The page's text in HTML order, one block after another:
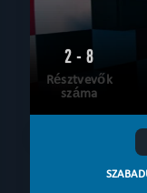
2 - 8
Résztvevők
száma